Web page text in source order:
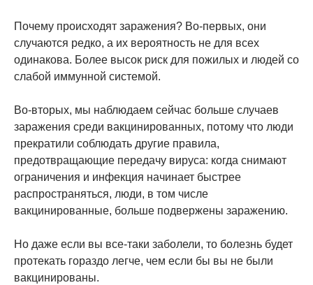
Почему происходят заражения? Во-первых, они
случаются редко, а их вероятность не для всех
одинакова. Более высок риск для пожилых и людей со
слабой иммунной системой.
Во-вторых, мы наблюдаем сейчас больше случаев
заражения среди вакцинированных, потому что люди
прекратили соблюдать другие правила,
предотвращающие передачу вируса: когда снимают
ограничения и инфекция начинает быстрее
распространяться, люди, в том числе
вакцинированные, больше подвержены заражению.
Но даже если вы все-таки заболели, то болезнь будет
протекать гораздо легче, чем если бы вы не были
вакцинированы.